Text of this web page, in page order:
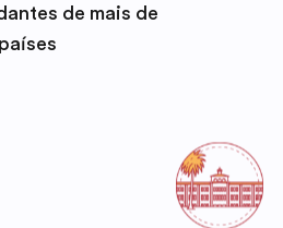
de mais de